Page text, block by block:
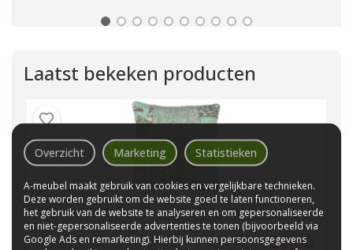
Laatst bekeken producten
DALYAN KUSSEN TURKOISE
30,00
Overzicht Marketing Statistieken
A-meubel maakt gebruik van cookies en vergelijkbare technieken.
Deze worden gebruikt om de website goed te laten functioneren,
het gebruik van de website te analyseren en om gepersonaliseerde
en niet-gepersonaliseerde advertenties te tonen (bijvoorbeeld via
Google Ads en remarketing). Hierbij kunnen persoonsgegevens